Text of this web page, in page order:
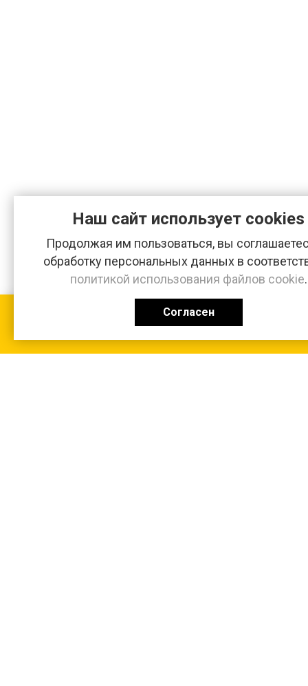
Наш сайт использует cookies
Продолжая им пользоваться, вы
обработку персональных данных в
политикой использования файлов cookie.
Согласен